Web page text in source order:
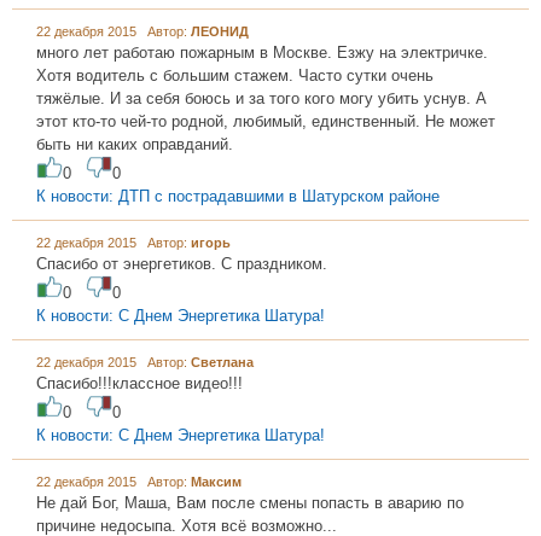
22 декабря 2015 Автор: ЛЕОНИД
много лет работаю пожарным в Москве. Езжу на электричке.
Хотя водитель с большим стажем. Часто сутки очень
тяжёлые. И за себя боюсь и за того кого могу убить уснув. А
этот кто-то чей-то родной, любимый, единственный. Не может
быть ни каких оправданий.
0
0
К новости: ДТП с пострадавшими в Шатурском районе
22 декабря 2015 Автор: игорь
Спасибо от энергетиков. С праздником.
0
0
К новости: С Днем Энергетика Шатура!
22 декабря 2015 Автор: Светлана
Спасибо!!!классное видео!!!
0
0
К новости: С Днем Энергетика Шатура!
22 декабря 2015 Автор: Максим
Не дай Бог, Маша, Вам после смены попасть в аварию по
причине недосыпа. Хотя всё возможно...